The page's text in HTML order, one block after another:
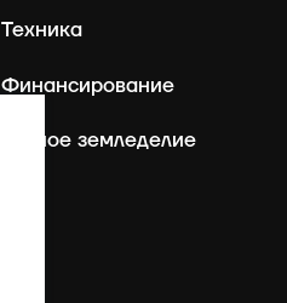
Техника
Финансирование
Точное земледелие